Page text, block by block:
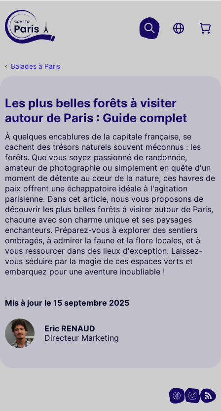
Balades à Paris
Les plus belles forêts à visiter
autour de Paris : Guide complet
À quelques encablures de la capitale française, se
cachent des trésors naturels souvent méconnus : les
forêts. Que vous soyez passionné de randonnée,
amateur de photographie ou simplement en quête d'un
moment de détente au cœur de la nature, ces havres de
paix offrent une échappatoire idéale à l'agitation
parisienne. Dans cet article, nous vous proposons de
découvrir les plus belles forêts à visiter autour de Paris,
chacune avec son charme unique et ses paysages
enchanteurs. Préparez-vous à explorer des sentiers
ombragés, à admirer la faune et la flore locales, et à
vous ressourcer dans des lieux d'exception. Laissez-
vous séduire par la magie de ces espaces verts et
embarquez pour une aventure inoubliable !
Mis à jour le 15 septembre 2025
Eric RENAUD
Directeur Marketing